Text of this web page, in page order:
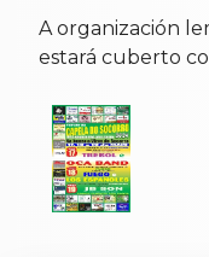
A organización
estará cuberto